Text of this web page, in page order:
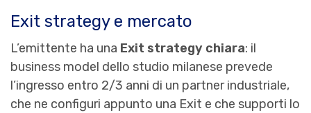
Exit strategy e mercato
L’emittente ha una Exit strategy chiara: il
business model dello studio milanese prevede
l’ingresso entro 2/3 anni di un partner industriale,
che ne configuri appunto una Exit e che supporti lo